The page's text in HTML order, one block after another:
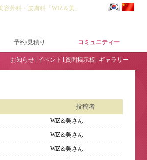
容外科・皮膚科「WIZ＆美」
予約/見積り コミュニティー
お知らせ イベント 質問掲示板 ギャラリー
投稿者
WIZ＆美さん
WIZ＆美さん
WIZ＆美さん